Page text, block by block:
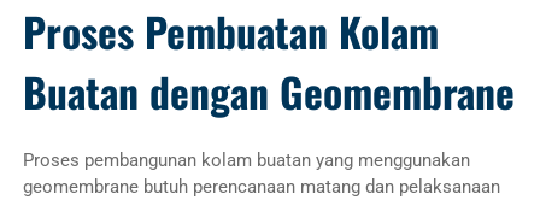
Proses Pembuatan Kolam
Buatan dengan Geomembrane
Proses pembangunan kolam buatan yang menggunakan
geomembrane butuh perencanaan matang dan pelaksanaan